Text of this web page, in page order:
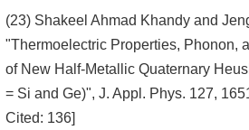
(23) Shakeel Ahmad Khandy and
"Thermoelectric Properties, Phonon,
of New Half-Metallic Quaternary
= Si and Ge)", J. Appl. Phys. 127,
Cited: 136]